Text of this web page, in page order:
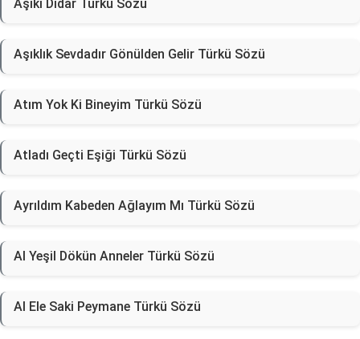
Aşıkı Didar Türkü Sözü
Aşıklık Sevdadır Gönülden Gelir Türkü Sözü
Atım Yok Ki Bineyim Türkü Sözü
Atladı Geçti Eşiği Türkü Sözü
Ayrıldım Kabeden Ağlayım Mı Türkü Sözü
Al Yeşil Dökün Anneler Türkü Sözü
Al Ele Saki Peymane Türkü Sözü